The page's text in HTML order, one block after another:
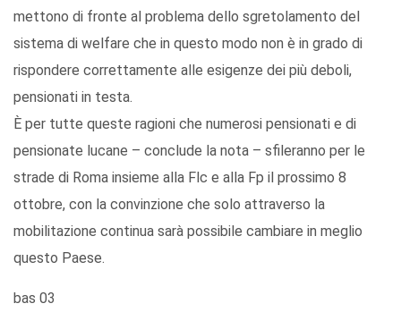
mettono di fronte al problema dello sgretolamento del
sistema di welfare che in questo modo non è in grado di
rispondere correttamente alle esigenze dei più deboli,
pensionati in testa.
È per tutte queste ragioni che numerosi pensionati e di
pensionate lucane – conclude la nota – sfileranno per le
strade di Roma insieme alla Flc e alla Fp il prossimo 8
ottobre, con la convinzione che solo attraverso la
mobilitazione continua sarà possibile cambiare in meglio
questo Paese.
bas 03